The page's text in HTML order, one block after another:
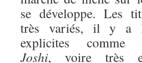
se développe. Les
très variés, il y a
explicites comme
Joshi, voire très